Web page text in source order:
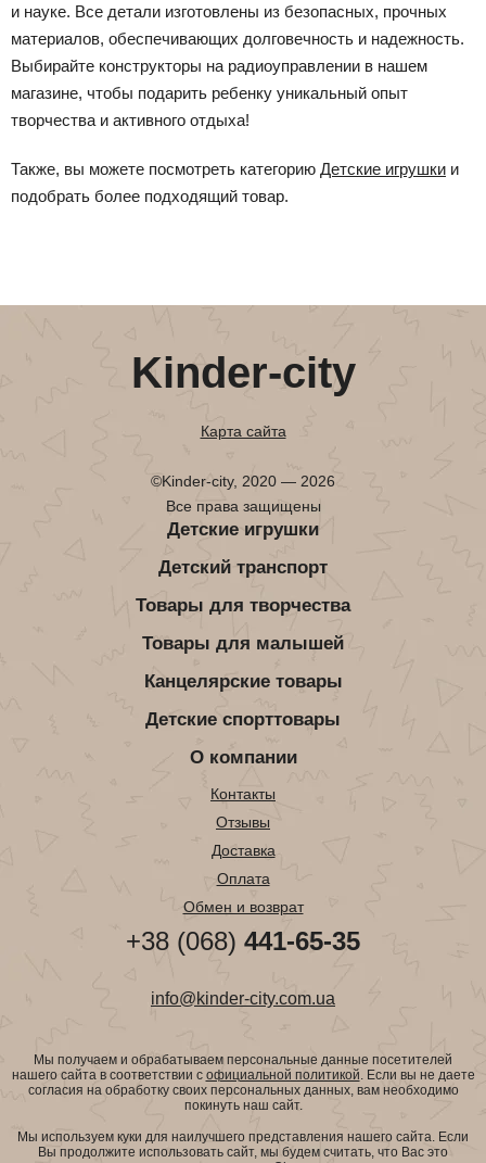
и науке. Все детали изготовлены из безопасных, прочных
материалов, обеспечивающих долговечность и надежность.
Выбирайте конструкторы на радиоуправлении в нашем
магазине, чтобы подарить ребенку уникальный опыт
творчества и активного отдыха!
Также, вы можете посмотреть категорию Детские игрушки и
подобрать более подходящий товар.
Kinder-city
Карта сайта
©Kinder-city, 2020 — 2026
Все права защищены
Детские игрушки
Детский транспорт
Товары для творчества
Товары для малышей
Канцелярские товары
Детские спорттовары
О компании
Контакты
Отзывы
Доставка
Оплата
Обмен и возврат
+38 (068) 441-65-35
info@kinder-city.com.ua
Мы получаем и обрабатываем персональные данные посетителей
нашего сайта в соответствии с официальной политикой . Если вы не даете
согласия на обработку своих персональных данных, вам необходимо
покинуть наш сайт.
Мы используем куки для наилучшего представления нашего сайта. Если
Вы продолжите использовать сайт, мы будем считать, что Вас это